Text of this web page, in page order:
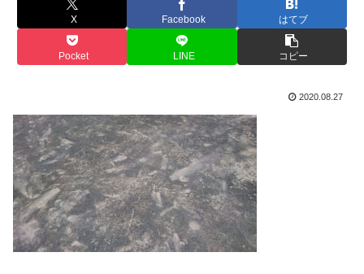
X Facebook はてブ
Pocket LINE コピー
2020.08.27